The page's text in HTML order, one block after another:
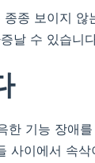
종 보이지
날 수 있습니
기능 장애
사이에서 속